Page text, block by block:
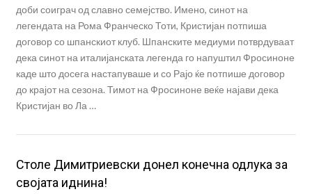
доби соиграч од славно семејство. Имено, синот на
легендата на Рома Франческо Тоти, Кристијан потпиша
договор со шпанскиот клуб. Шпанските медиуми потврдуваат
дека синот на италијанската легенда го напуштил Фросиноне
каде што досега настапуваше и со Рајо ќе потпише договор
до крајот на сезона. Тимот на Фросиноне веќе најави дека
Кристијан во Ла …
Столе Димитриевски донел конечна одлука за
својата иднина!